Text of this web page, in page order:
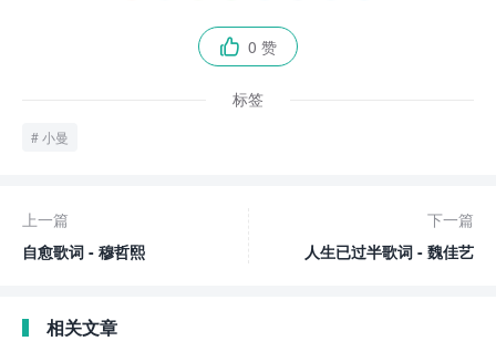
 0 赞
标签
小曼
上一篇
自愈歌词 - 穆哲熙
下一篇
人生已过半歌词 - 魏佳艺
相关文章